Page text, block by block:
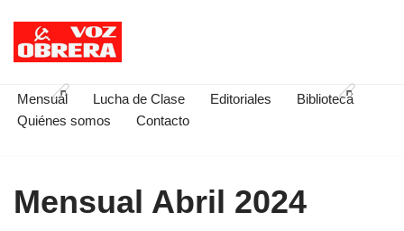
Saltar
contenido
Mensual Lucha de Clase Editoriales
Biblioteca
Quiénes somos
Contacto
Mensual Abril 2024